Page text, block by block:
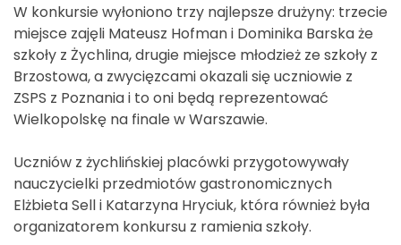
W konkursie wyłoniono trzy najlepsze drużyny: trzecie
miejsce zajęli Mateusz Hofman i Dominika Barska że
szkoły z Żychlina, drugie miejsce młodzież ze szkoły z
Brzostowa, a zwycięzcami okazali się uczniowie z
ZSPS z Poznania i to oni będą reprezentować
Wielkopolskę na finale w Warszawie.
Uczniów z żychlińskiej placówki przygotowywały
nauczycielki przedmiotów gastronomicznych
Elżbieta Sell i Katarzyna Hryciuk, która również była
organizatorem konkursu z ramienia szkoły.